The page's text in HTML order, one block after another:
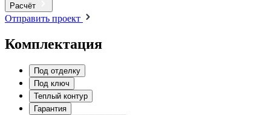
Расчёт
Отправить проект
Комплектация
Под отделку
Под ключ
Теплый контур
Гарантия